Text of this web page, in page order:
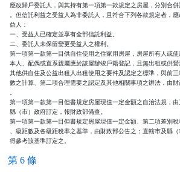
應改歸戶委託人，與其持有第一項第一款規定之房屋，分別合
。但信託利益之受益人為非委託人，且符合下列各款規定者，
益人：
一、受益人已確定並享有全部信託利益。
二、委託人未保留變更受益人之權利。
第一項第一款第一目供自住使用之住家用房屋，房屋所有人或使
本人、配偶或直系親屬應於該屋辦竣戶籍登記，且無出租或供營
其他供自住及公益出租人出租使用之要件及認定之標準，與前
數之計算、第二項合理需要之認定及其他相關事項之辦法，由財
。
第一項第一款第一目但書規定房屋現值一定金額之自治法規，由
縣（市）政府訂定，報財政部備查。
第一項第一款第一目但書規定房屋現值一定金額、第二項差別稅
、級距數及各級距稅率之基準，由財政部公告之；直轄市及縣
得參考該基準訂定之。
第 6 條